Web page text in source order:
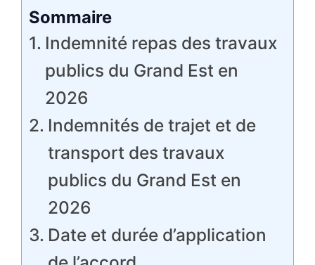
Sommaire
Indemnité repas des travaux
publics du Grand Est en
2026
Indemnités de trajet et de
transport des travaux
publics du Grand Est en
2026
Date et durée d’application